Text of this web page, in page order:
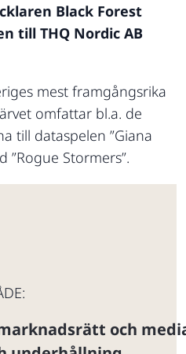
Black Forest
till THQ Nordic AB
mest framgångsrika
omfattar bl.a. de
till dataspelen ”Giana
”Rogue Stormers”.
och